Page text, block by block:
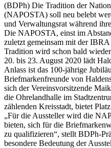
(BDPh) Die Tradition der
(NAPOSTA) soll neu belebt
und Verwaltungsrat während
Die NAPOSTA, einst im
zuletzt gemeinsam mit der
Tradition wird schon bald
20. bis 23. August 2020 lädt
Anlass ist das 100-jährige
Briefmarkenfreunde von
sich der Vereinsvorsitzende
die Ohrelandhalle im
zählenden Kreisstadt, bietet
„Für die Aussteller wird die
bieten, sich für die
zu qualifizieren“, stellt BDPh-
besondere Bedeutung der